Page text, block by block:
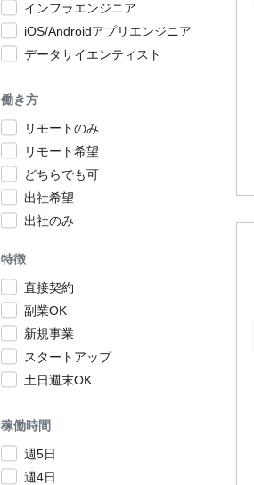
インフラエンジニア
iOS/Androidアプリエンジニア
データサイエンティスト
働き方
リモートのみ
リモート希望
どちらでも可
出社希望
出社のみ
特徴
直接契約
副業OK
新規事業
スタートアップ
土日週末OK
稼働時間
週5日
週4日